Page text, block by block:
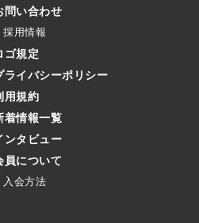
問い合わせ
採用情報
ゴ規定
ライバシーポリシー
用規約
着情報一覧
ンタビュー
員について
入会方法